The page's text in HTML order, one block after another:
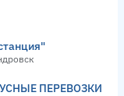
ПЕРЕВОЗКИ